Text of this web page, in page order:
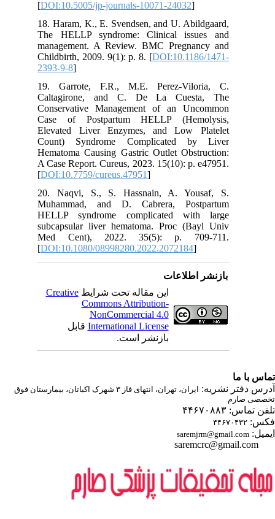
[DOI:10.5005/jp-journals-10071-24032
18. Haram, K., E. Svendsen, and U. Abildgaard,
The HELLP syndrome: Clinical issues and
management. A Review. BMC Pregnancy and
Childbirth, 2009. 9(1): p. 8. [DOI:10.1186/1471-
2393-9-8
19. Garrote, F.R., M.E. Perez-Viloria, C.
Caltagirone, and C. De La Cuesta, The
Conservative Management of an Uncommon
Case of Postpartum HELLP (Hemolysis,
Elevated Liver Enzymes, and Low Platelet
Count) Syndrome Complicated by Liver
Hematoma Causing Gastric Outlet Obstruction:
A Case Report. Cureus, 2023. 15(10): p. e47951.
[DOI:10.7759/cureus.47951
20. Naqvi, S., S. Hassnain, A. Yousaf, S.
Muhammad, and D. Cabrera, Postpartum
HELLP syndrome complicated with large
subcapsular liver hematoma. Proc (Bayl Univ
Med Cent), 2022. 35(5): p. 709-711.
[DOI:10.1080/08998280.2022.2072184
بازنشر اطلاعات
این مقاله تحت شرایطCreative
Commons Attribution-
NonCommercial 4.0
International Licenseقابل
بازنشر است.
با ما
دفتر نشریه:
ایران، تهران، انتهای فاز ۳ شهرک اکباتان، بیمارستان فوق
صارم
تماس: ۴۴۶۷۰۸۸۳
۴۴۶۷۰۴۳۲
saremjrm@gmail.com
saremcrc@gmail.com